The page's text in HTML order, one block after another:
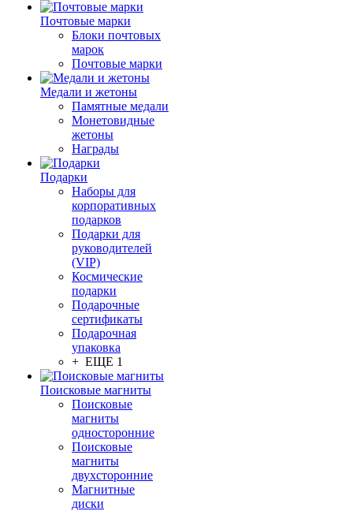
Почтовые марки
Блоки почтовых
марок
Почтовые марки
Медали и жетоны
Памятные медали
Монетовидные
жетоны
Награды
Подарки
Наборы для
корпоративных
подарков
Подарки для
руководителей
(VIP)
Космические
подарки
Подарочные
сертификаты
Подарочная
упаковка
+ ЕЩЕ 1
Поисковые магниты
Поисковые
магниты
односторонние
Поисковые
магниты
двухсторонние
Магнитные
диски